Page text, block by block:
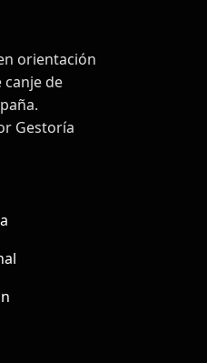
orientación
canje de
Gestoría